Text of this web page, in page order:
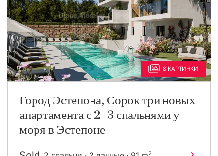
8 КАРТИНКИ
Город Эстепона, Сорок три новых
апартамента с 2–3 спальнями у
моря в Эстепоне
2